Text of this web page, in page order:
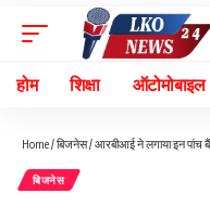
होम शिक्षा ऑटोमोबाइल
Home/बिजनेस/आरबीआई ने लगाया इन पांच
बिजनेस